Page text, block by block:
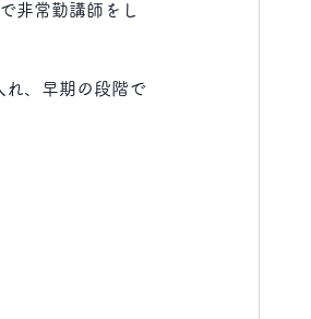
非常勤講師をし
れ、早期の段階で